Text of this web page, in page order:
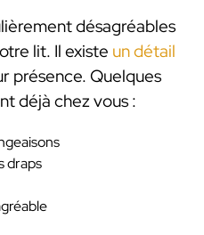
désagréables
lit. Il existe un détail
présence. Quelques
déjà chez vous :
draps